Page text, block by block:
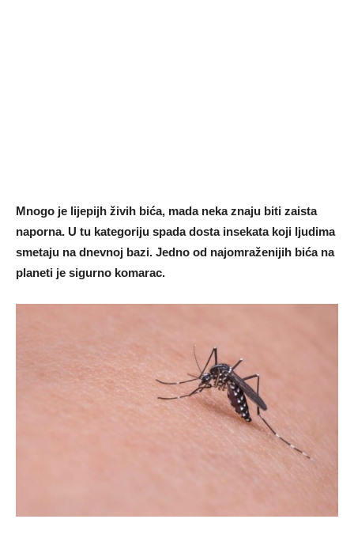
Mnogo je lijepijh živih bića, mada neka znaju biti zaista
naporna. U tu kategoriju spada dosta insekata koji ljudima
smetaju na dnevnoj bazi. Jedno od najomraženijih bića na
planeti je sigurno komarac.